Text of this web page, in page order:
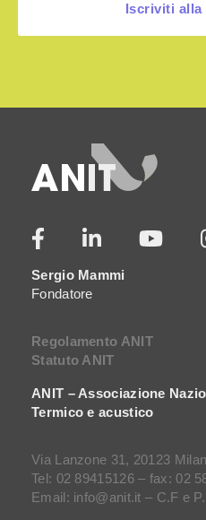
Iscriviti alla
Sergio Mammi
Fondatore
Regolamento ANIT
Statuto ANIT
ANIT – Associazione
Termico e acustico
Via Lanzone 31, 20123
Tel: 02 89415126 – fax: 02
Email: info@anit.it – C.F e